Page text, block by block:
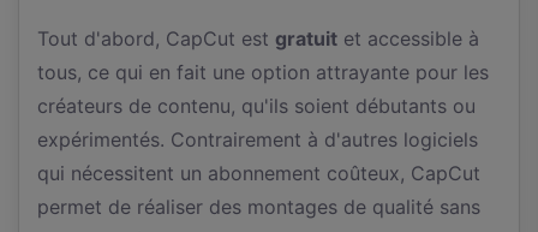
Tout d'abord, CapCut est gratuit et accessible à
tous, ce qui en fait une option attrayante pour les
créateurs de contenu, qu'ils soient débutants ou
expérimentés. Contrairement à d'autres logiciels
qui nécessitent un abonnement coûteux, CapCut
permet de réaliser des montages de qualité sans